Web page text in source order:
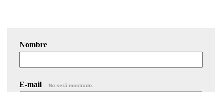
Nombre
E-mail No será mostrado.